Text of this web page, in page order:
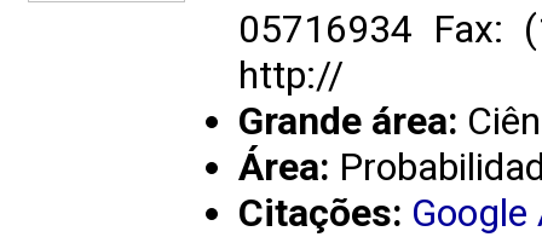
05716934 Fax:
http://
Grande área:
Área:
Citações: